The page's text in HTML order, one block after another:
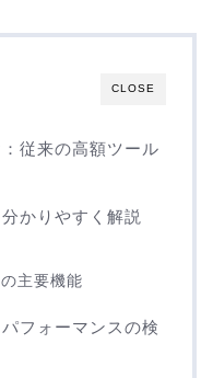
CLOSE
従来の高額ツール
かりやすく解説
主要機能
フォーマンスの検